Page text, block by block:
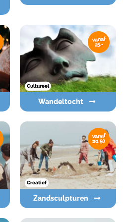
vanaf
25,-
Cultureel
Wandeltocht
vanaf
20,50
Creatief
Zandsculpturen